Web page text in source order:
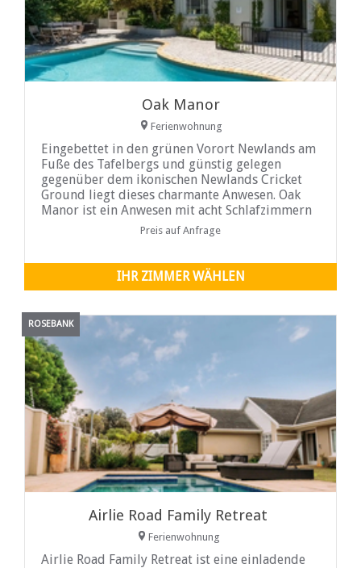
Oak Manor
Ferienwohnung
Eingebettet in den grünen Vorort Newlands am
Fuße des Tafelbergs und günstig gelegen
gegenüber dem ikonischen Newlands Cricket
Ground liegt dieses charmante Anwesen. Oak
Manor ist ein Anwesen mit acht Schlafzimmern
und bietet Selbstversorger-Studio-Apartments
mit modernem Ambiente im Herzen der
Preis auf Anfrage
IHR ZIMMER WÄHLEN
ROSEBANK
Airlie Road Family Retreat
Ferienwohnung
Airlie Road Family Retreat ist eine einladende